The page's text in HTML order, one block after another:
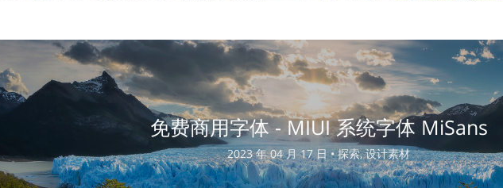
免费商用字体 - MIUI 系统字体 MiSans
2023 年 04 月 17 日 •探索, 设计素材